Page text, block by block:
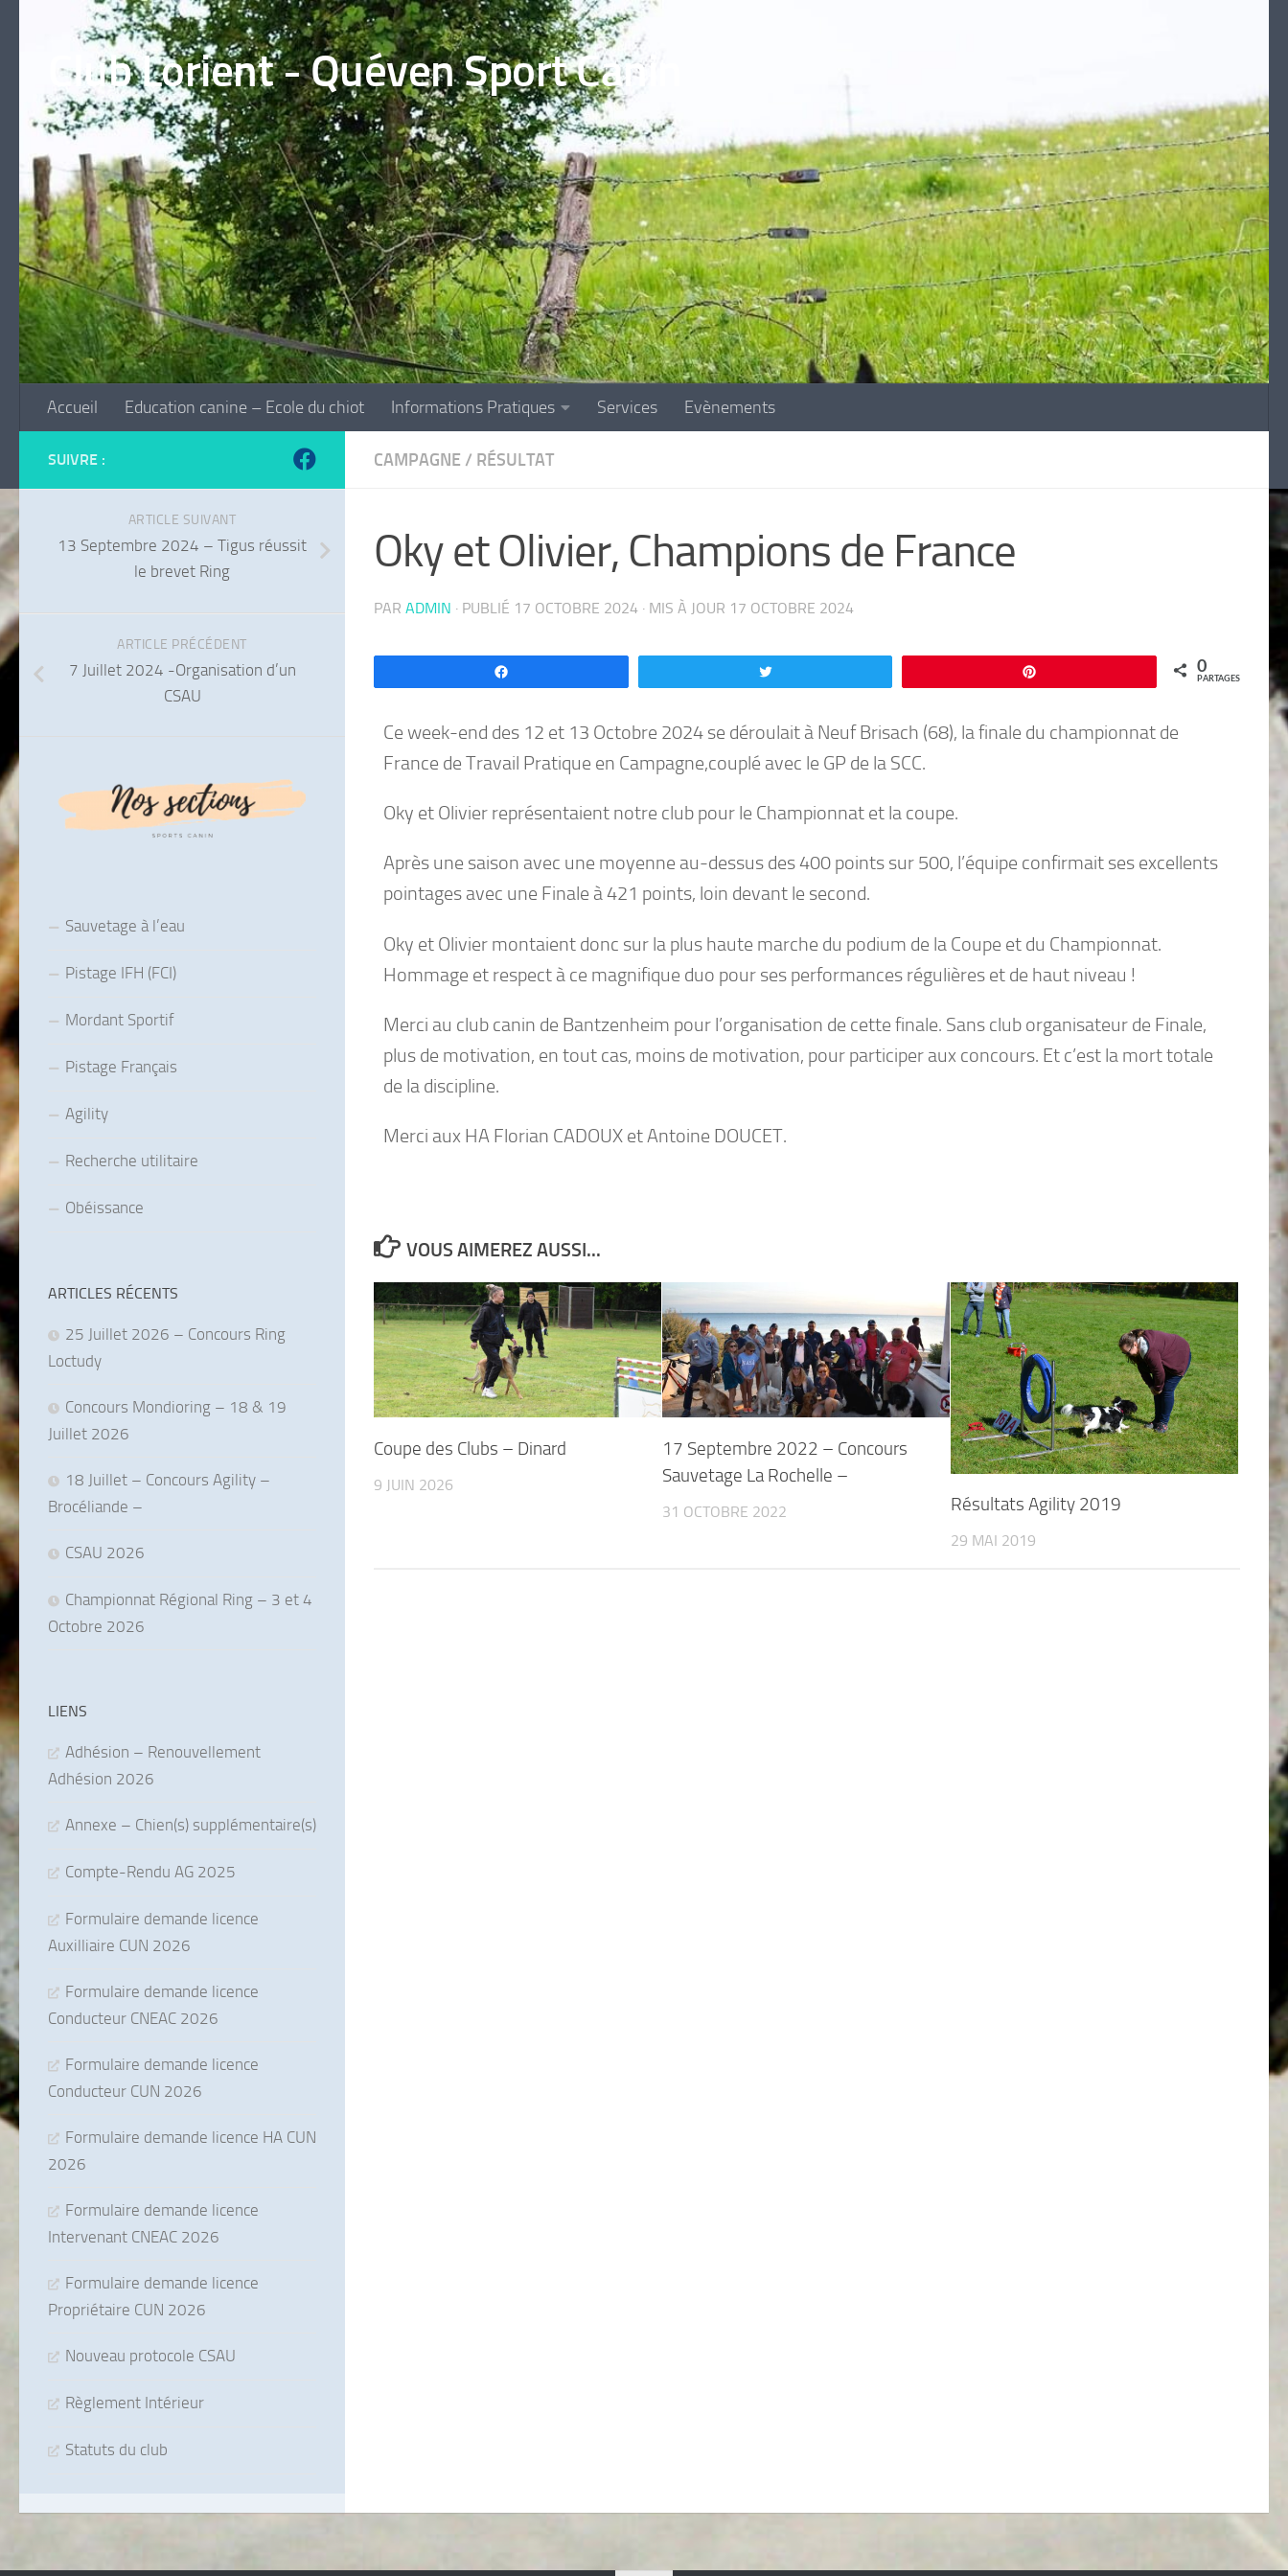
Skip to content
Club Lorient - Quéven Sport Canin
Accueil Education canine – Ecole du chiot Informations Pratiques Services Evènements
CAMPAGNE / RÉSULTAT
Oky et Olivier, Champions de France
PAR ADMIN · PUBLIÉ 17 OCTOBRE 2024 · MIS À JOUR 17 OCTOBRE 2024
0
PARTAGES
Ce week-end des 12 et 13 Octobre 2024 se déroulait à Neuf Brisach (68), la finale du championnat de
France de Travail Pratique en Campagne,couplé avec le GP de la SCC.
Oky et Olivier représentaient notre club pour le Championnat et la coupe.
Après une saison avec une moyenne au-dessus des 400 points sur 500, l’équipe confirmait ses excellents
pointages avec une Finale à 421 points, loin devant le second.
Oky et Olivier montaient donc sur la plus haute marche du podium de la Coupe et du Championnat.
Hommage et respect à ce magnifique duo pour ses performances régulières et de haut niveau !
Merci au club canin de Bantzenheim pour l’organisation de cette finale. Sans club organisateur de Finale,
plus de motivation, en tout cas, moins de motivation, pour participer aux concours. Et c’est la mort totale
de la discipline.
Merci aux HA Florian CADOUX et Antoine DOUCET.
VOUS AIMEREZ AUSSI...
Coupe des Clubs – Dinard
9 JUIN 2026
17 Septembre 2022 – Concours
Sauvetage La Rochelle –
31 OCTOBRE 2022 Résultats Agility 2019
29 MAI 2019
SUIVRE :
ARTICLE SUIVANT
13 Septembre 2024 – Tigus réussit
le brevet Ring
ARTICLE PRÉCÉDENT
7 Juillet 2024 -Organisation d’un
CSAU
Sauvetage à l’eau
Pistage IFH (FCI)
Mordant Sportif
Pistage Français
Agility
Recherche utilitaire
Obéissance
ARTICLES RÉCENTS
25 Juillet 2026 – Concours Ring
Loctudy
Concours Mondioring – 18 & 19
Juillet 2026
18 Juillet – Concours Agility –
Brocéliande –
CSAU 2026
Championnat Régional Ring – 3 et 4
Octobre 2026
LIENS
Adhésion – Renouvellement
Adhésion 2026
Annexe – Chien(s) supplémentaire(s)
Compte-Rendu AG 2025
Formulaire demande licence
Auxilliaire CUN 2026
Formulaire demande licence
Conducteur CNEAC 2026
Formulaire demande licence
Conducteur CUN 2026
Formulaire demande licence HA CUN
2026
Formulaire demande licence
Intervenant CNEAC 2026
Formulaire demande licence
Propriétaire CUN 2026
Nouveau protocole CSAU
Règlement Intérieur
Statuts du club